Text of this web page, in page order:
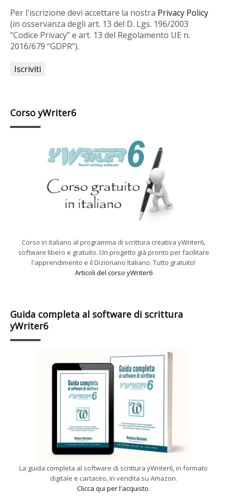
Per l'iscrizione devi accettare la nostra Privacy Policy
(in osservanza degli art. 13 del D. Lgs. 196/2003
“Codice Privacy” e art. 13 del Regolamento UE n.
2016/679 “GDPR”).
Corso yWriter6
Corso in italiano al programma di scrittura creativa yWriter6,
software libero e gratuito. Un progetto già pronto per facilitare
l'apprendimento e il Dizionario Italiano. Tutto gratuito!
Articoli del corso yWriter6
Guida completa al software di scrittura
yWriter6
La guida completa al software di scrittura yWriter6, in formato
digitale e cartaceo, in vendita su Amazon.
Clicca qui per l'acquisto.